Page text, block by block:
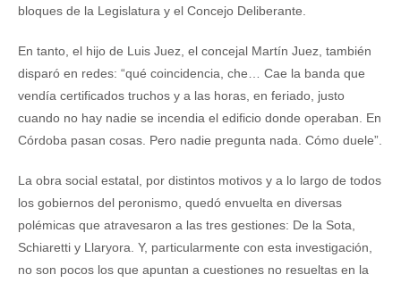
bloques de la Legislatura y el Concejo Deliberante.
En tanto, el hijo de Luis Juez, el concejal Martín Juez, también
disparó en redes: “qué coincidencia, che… Cae la banda que
vendía certificados truchos y a las horas, en feriado, justo
cuando no hay nadie se incendia el edificio donde operaban. En
Córdoba pasan cosas. Pero nadie pregunta nada. Cómo duele”.
La obra social estatal, por distintos motivos y a lo largo de todos
los gobiernos del peronismo, quedó envuelta en diversas
polémicas que atravesaron a las tres gestiones: De la Sota,
Schiaretti y Llaryora. Y, particularmente con esta investigación,
no son pocos los que apuntan a cuestiones no resueltas en la